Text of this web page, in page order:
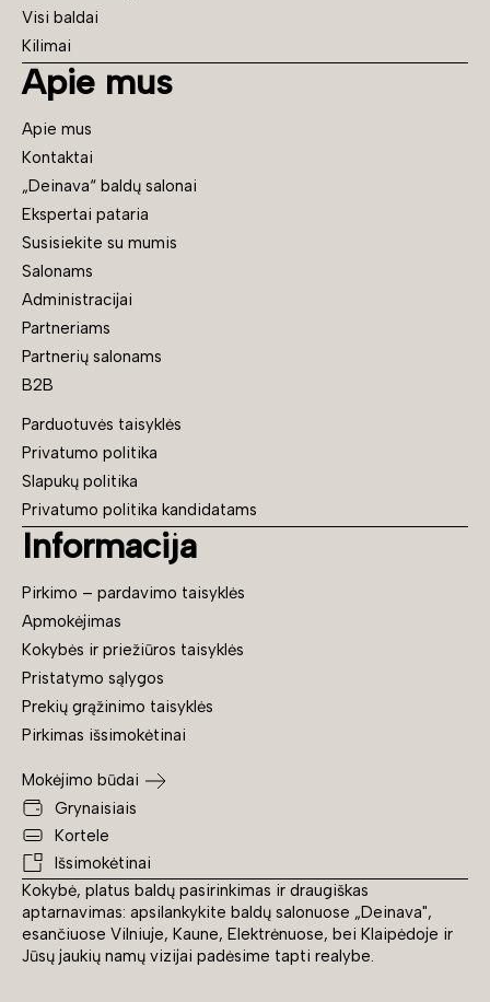
Kokybė, platus baldų pasirinkimas ir draugiškas
aptarnavimas: apsilankykite baldų salonuose „Deinava",
esančiuose Vilniuje, Kaune, Elektrėnuose, bei Klaipėdoje ir
Jūsų jaukių namų vizijai padėsime tapti realybe.
Visi baldai
Kilimai
Apie mus
Apie mus
Kontaktai
„Deinava“ baldų salonai
Ekspertai pataria
Susisiekite su mumis
Salonams
Administracijai
Partneriams
Partnerių salonams
B2B
Parduotuvės taisyklės
Privatumo politika
Slapukų politika
Privatumo politika kandidatams
Informacija
Pirkimo – pardavimo taisyklės
Apmokėjimas
Kokybės ir priežiūros taisyklės
Pristatymo sąlygos
Prekių grąžinimo taisyklės
Pirkimas išsimokėtinai
Mokėjimo būdai
Grynaisiais
Kortele
Išsimokėtinai